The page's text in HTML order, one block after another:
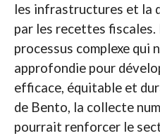
les infrastructures et la
par les recettes
processus complexe qui
approfondie pour
efficace, équitable et
de Bento, la collecte
pourrait renforcer le